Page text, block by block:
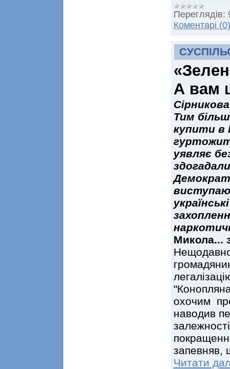
Переглядів:
Коментарі (0)
А вам
Тим
купити в
уявляє
Микола...
Нещодавно
охочим
наводив
запевняв,
Читати